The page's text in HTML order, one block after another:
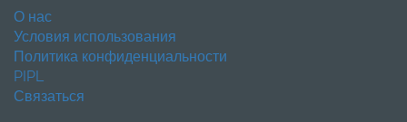
О нас
Условия использования
Политика конфиденциальности
PIPL
Связаться